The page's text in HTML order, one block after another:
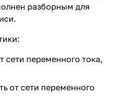
разборным для
сети переменного тока,
от сети переменного